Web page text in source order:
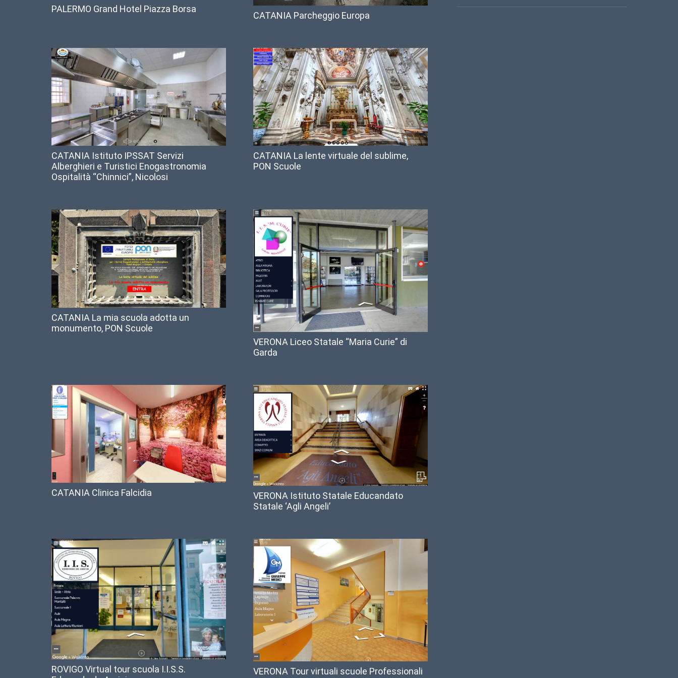
PALERMO Grand Hotel Piazza Borsa
CATANIA Parcheggio Europa
CATANIA Istituto IPSSAT Servizi
Alberghieri e Turistici Enogastronomia
Ospitalità “Chinnici”, Nicolosi
CATANIA La lente virtuale del sublime,
PON Scuole
CATANIA La mia scuola adotta un
monumento, PON Scuole
VERONA Liceo Statale “Maria Curie” di
Garda
CATANIA Clinica Falcidia
VERONA Istituto Statale Educandato
Statale ‘Agli Angeli’
ROVIGO Virtual tour scuola I.I.S.S.
VERONA Tour virtuali scuole Professionali